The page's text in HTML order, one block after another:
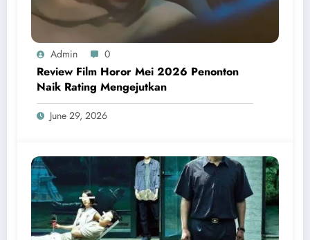
Admin 0
Review Film Horor Mei 2026 Penonton
Naik Rating Mengejutkan
June 29, 2026